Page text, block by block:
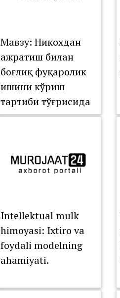
Мавзу: Никохдан
ажратиш билан
боғлиқ фуқаролик
ишини кўриш
тартиби тўғрисида
Intellektual mulk
himoyasi: Ixtiro va
foydali modelning
ahamiyati.